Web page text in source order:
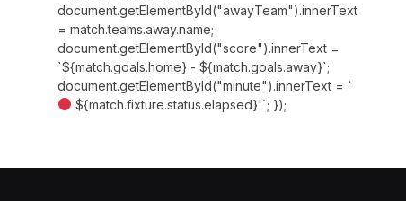
document.getElementById("awayTeam").innerText
= match.teams.away.name;
document.getElementById("score").innerText =
`${match.goals.home} - ${match.goals.away}`;
document.getElementById("minute").innerText = `
${match.fixture.status.elapsed}'`; });